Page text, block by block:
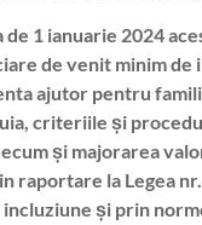
de 1 ianuarie 2024
de venit minim de
ajutor pentru
criteriile și
și majorarea
raportare la Legea
și prin